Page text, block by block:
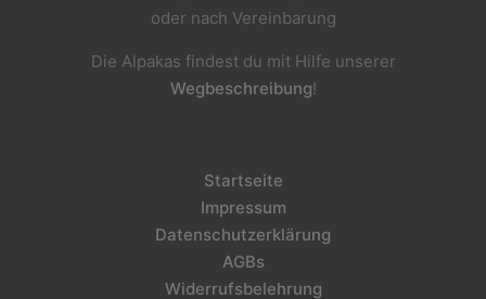
oder nach Vereinbarung
Die Alpakas findest du mit Hilfe unserer
Wegbeschreibung!
Startseite
Impressum
Datenschutzerklärung
AGBs
Widerrufsbelehrung